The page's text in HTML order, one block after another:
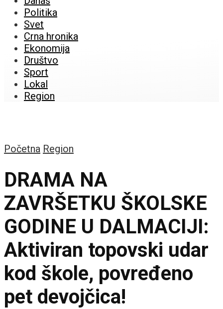
Politika
Svet
Crna hronika
Ekonomija
Društvo
Sport
Lokal
Region
Početna Region
DRAMA NA
ZAVRŠETKU ŠKOLSKE
GODINE U DALMACIJI:
Aktiviran topovski udar
kod škole, povređeno
pet devojčica!